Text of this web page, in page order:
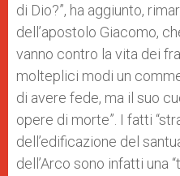
di Dio?”, ha aggiunto,
dell’apostolo Giacomo,
vanno contro la vita dei
molteplici modi un
di avere fede, ma il suo
opere di morte”. I fatti
dell’edificazione del
dell’Arco sono infatti una